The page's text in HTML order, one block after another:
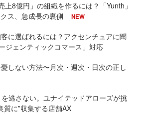
上8億円」の組織を作るには？「Yunth」
ス、急成長の裏側
NEW
に選ばれるには？アクセンチュアに聞
ジェンティックコマース」対応
しない方法〜月次・週次・日次の正し
を逃さない。ユナイテッドアローズが挑
質に”収集する店舗AX